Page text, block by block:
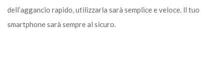
dell’aggancio rapido, utilizzarla sarà semplice e veloce. ll tuo
smartphone sarà sempre al sicuro.